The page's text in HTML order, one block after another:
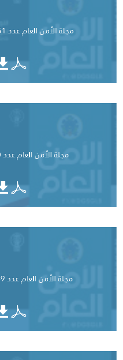
مجلة الأمن العام عدد 151 نيسان 2026
مجلة الأمن العام عدد 150 آذار 2026
مجلة الأمن العام عدد 149 شباط 2026